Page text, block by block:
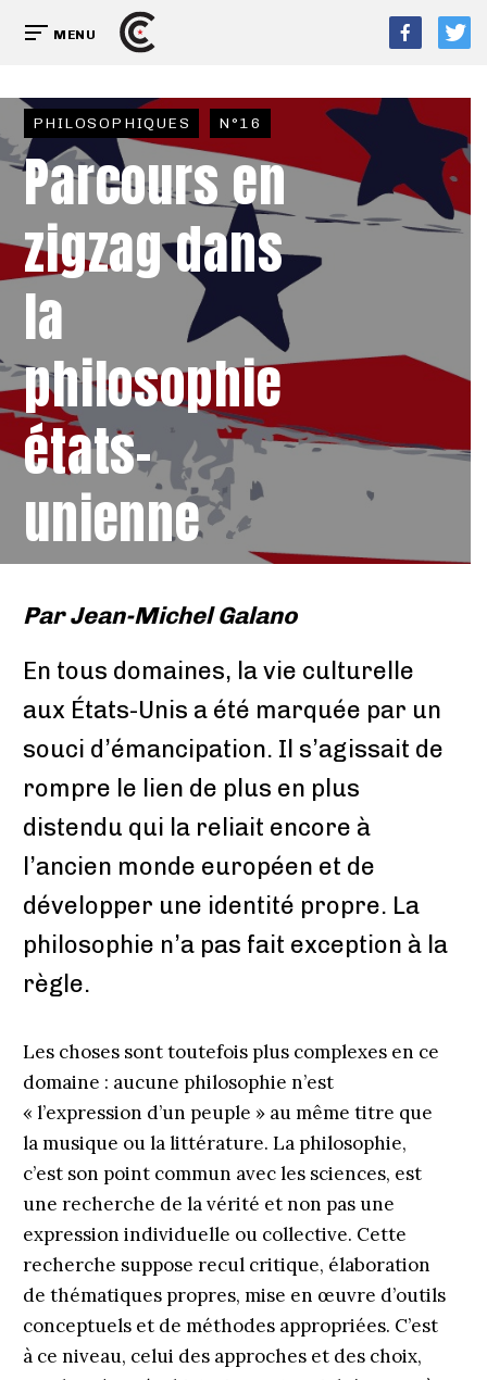
MENU
PHILOSOPHIQUES N°16
Parcours en
zigzag dans
la
philosophie
états-
unienne
ParJean-Michel Galano
En tous domaines, la vie culturelle
aux États-Unis a été marquée par un
souci d’émancipation. Il s’agissait de
rompre le lien de plus en plus
distendu qui la reliait encore à
l’ancien monde européen et de
développer une identité propre. La
philosophie n’a pas fait exception à la
règle.
Les choses sont toutefois plus complexes en ce
domaine : aucune philosophie n’est
« l’expression d’un peuple » au même titre que
la musique ou la littérature. La philosophie,
c’est son point commun avec les sciences, est
une recherche de la vérité et non pas une
expression individuelle ou collective. Cette
recherche suppose recul critique, élaboration
de thématiques propres, mise en œuvre d’outils
conceptuels et de méthodes appropriées. C’est
à ce niveau, celui des approches et des choix,